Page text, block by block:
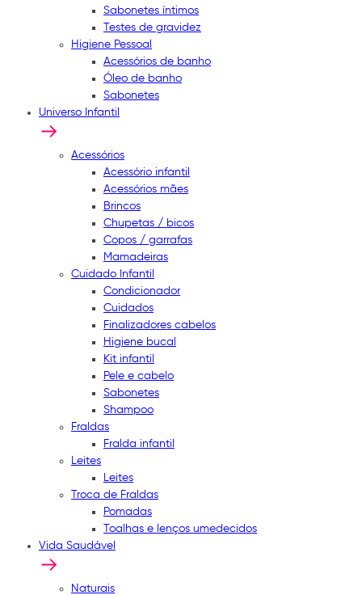
Sabonetes íntimos
Testes de gravidez
Higiene Pessoal
Acessórios de banho
Óleo de banho
Sabonetes
Universo Infantil
Acessórios
Acessório infantil
Acessórios mães
Brincos
Chupetas / bicos
Copos / garrafas
Mamadeiras
Cuidado Infantil
Condicionador
Cuidados
Finalizadores cabelos
Higiene bucal
Kit infantil
Pele e cabelo
Sabonetes
Shampoo
Fraldas
Fralda infantil
Leites
Leites
Troca de Fraldas
Pomadas
Toalhas e lenços umedecidos
Vida Saudável
Naturais